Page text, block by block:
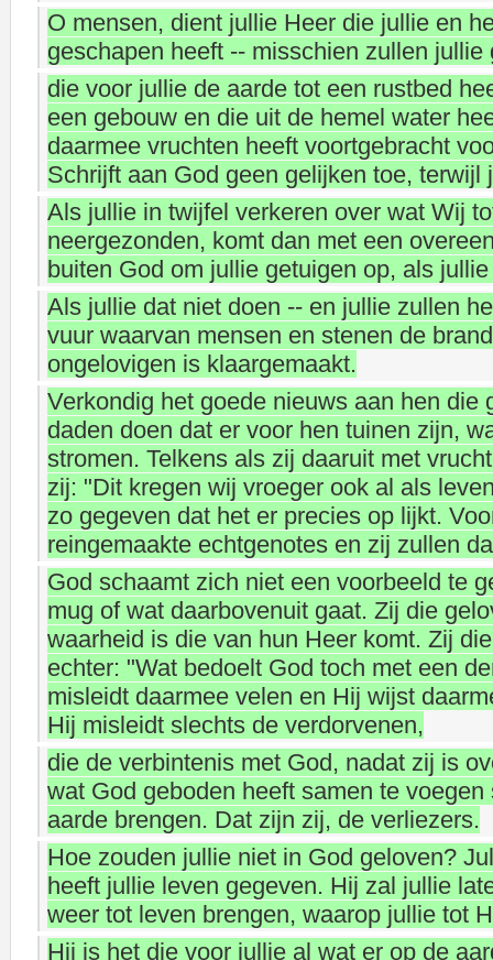
O mensen, dient jullie Heer die jullie en
geschapen heeft -- misschien zullen jullie
die voor jullie de aarde tot een rustbed
een gebouw en die uit de hemel water
daarmee vruchten heeft voortgebracht
Schrijft aan God geen gelijken toe, terwijl
Als jullie in twijfel verkeren over wat Wij
neergezonden, komt dan met een
buiten God om jullie getuigen op, als
Als jullie dat niet doen -- en jullie zullen
vuur waarvan mensen en stenen de
ongelovigen is klaargemaakt.
Verkondig het goede nieuws aan hen die
daden doen dat er voor hen tuinen zijn,
stromen. Telkens als zij daaruit met
zij: "Dit kregen wij vroeger ook al als
zo gegeven dat het er precies op lijkt.
reingemaakte echtgenotes en zij zullen
God schaamt zich niet een voorbeeld te
mug of wat daarbovenuit gaat. Zij die
waarheid is die van hun Heer komt. Zij
echter: "Wat bedoelt God toch met een
misleidt daarmee velen en Hij wijst
Hij misleidt slechts de verdorvenen,
die de verbintenis met God, nadat zij is
wat God geboden heeft samen te
aarde brengen. Dat zijn zij, de verliezers.
Hoe zouden jullie niet in God geloven?
heeft jullie leven gegeven. Hij zal jullie
weer tot leven brengen, waarop jullie tot
Hij is het die voor jullie al wat er op de